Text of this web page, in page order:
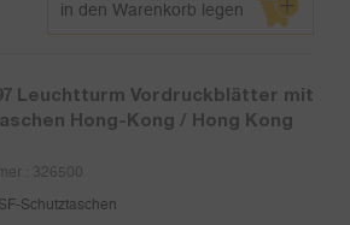
in den Warenkorb legen
Leuchtturm Vordruckblätter mit
Hong-Kong / Hong Kong
: 326500
Schutztaschen